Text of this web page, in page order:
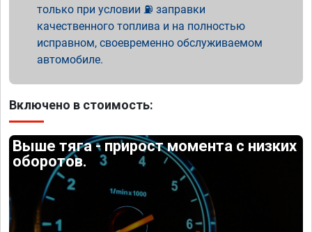
только при условии ⛽ заправки
качественного топлива и на полностью
исправном, своевременно обслуживаемом
автомобиле.
Включено в стоимость:
Выше тяга - прирост момента с низких
оборотов.